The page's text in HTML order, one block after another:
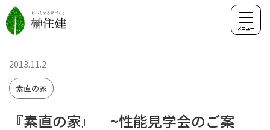
『素直の家』 ~性能見学会のご案
2013.11.2
素直の家